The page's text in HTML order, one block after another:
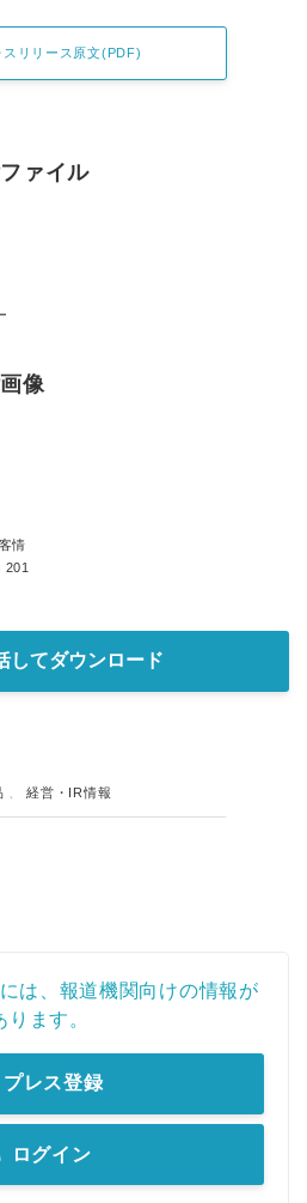
スリリース原文(PDF)
ァイル
像
情
201
してダウンロード
、経営・IR情報
は、報道機関向けの情報が
ります。
プレス登録
ログイン